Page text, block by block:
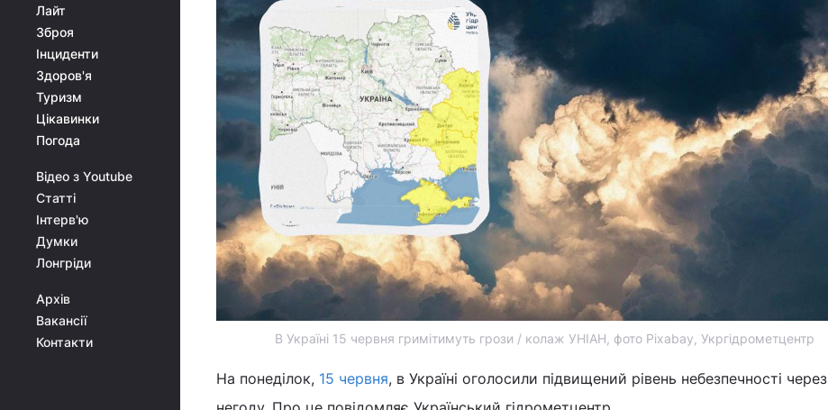
Лайт
Зброя
Інциденти
Здоров'я
Туризм
Цікавинки
Погода
Відео з Youtube
Статті
Інтерв'ю
Думки
Лонгріди
Архів
Вакансії
Контакти
В Україні 15 червня гримітимуть грози / колаж УНІАН, фото Pixabay, Укргідрометцентр
На понеділок, 15 червня, в Україні оголосили підвищений рівень небезпечності через